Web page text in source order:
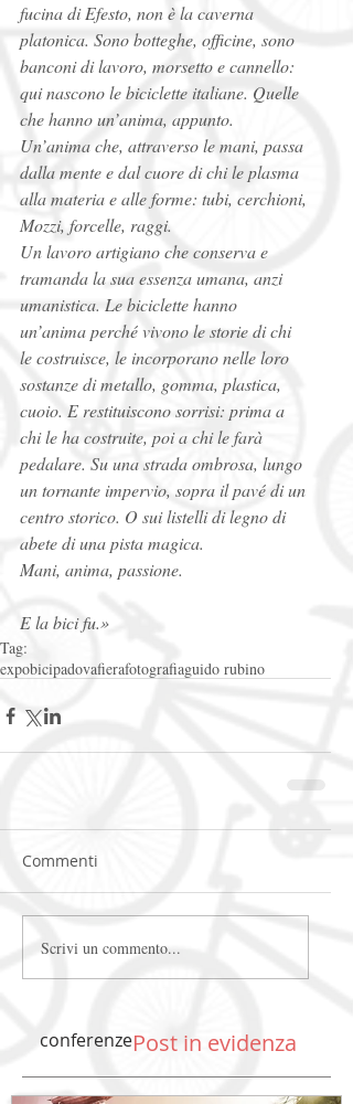
conferenzePost in evidenza
fucina di Efesto, non è la caverna
platonica. Sono botteghe, officine, sono
banconi di lavoro, morsetto e cannello:
qui nascono le biciclette italiane. Quelle
che hanno un’anima, appunto.
Un’anima che, attraverso le mani, passa
dalla mente e dal cuore di chi le plasma
alla materia e alle forme: tubi, cerchioni,
Mozzi, forcelle, raggi.
Un lavoro artigiano che conserva e
tramanda la sua essenza umana, anzi
umanistica. Le biciclette hanno
un’anima perché vivono le storie di chi
le costruisce, le incorporano nelle loro
sostanze di metallo, gomma, plastica,
cuoio. E restituiscono sorrisi: prima a
chi le ha costruite, poi a chi le farà
pedalare. Su una strada ombrosa, lungo
un tornante impervio, sopra il pavé di un
centro storico. O sui listelli di legno di
abete di una pista magica.
Mani, anima, passione.
E la bici fu.»
Tag:
expobicipadovafierafotografiaguido rubino
Commenti
Scrivi un commento...